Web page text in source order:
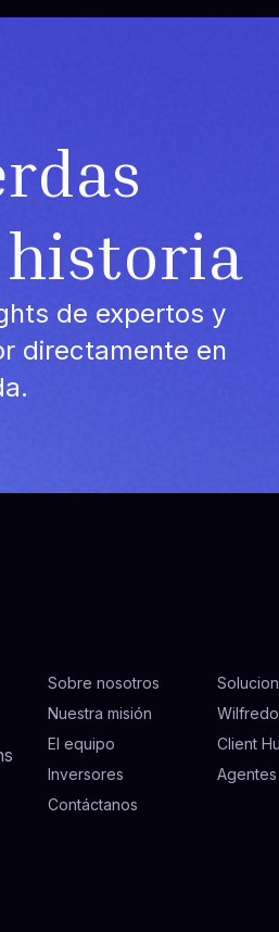
de expertos y
directamente en
Sobre nosotros
Nuestra misión
El equipo
Inversores
Contáctanos
Wilfredo
Client